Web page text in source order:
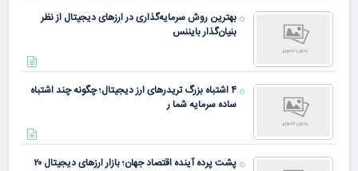
بهترین روش سرمایه‌گذاری در ارزهای دیجیتال از نظر
بنیان‌گذار بایننس
۴ اشتباه بزرگ تریدرهای ارز دیجیتال؛ چگونه چند اشتباه
ساده سرمایه شما ر
پشت پرده آینده اقتصاد جهان؛ بازار ارزهای دیجیتال ۲۰